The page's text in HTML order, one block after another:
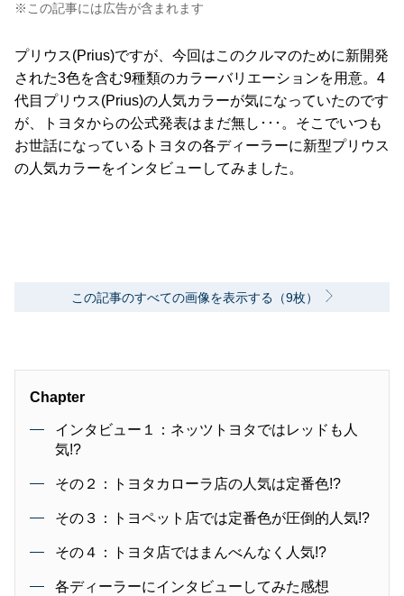
※この記事には広告が含まれます
プリウス(Prius)ですが、今回はこのクルマのために新開発
された3色を含む9種類のカラーバリエーションを用意。4
代目プリウス(Prius)の人気カラーが気になっていたのです
が、トヨタからの公式発表はまだ無し･･･。そこでいつも
お世話になっているトヨタの各ディーラーに新型プリウス
の人気カラーをインタビューしてみました。
この記事のすべての画像を表示する（9枚）
Chapter
インタビュー１：ネッツトヨタではレッドも人
気!?
その２：トヨタカローラ店の人気は定番色!?
その３：トヨペット店では定番色が圧倒的人気!?
その４：トヨタ店ではまんべんなく人気!?
各ディーラーにインタビューしてみた感想